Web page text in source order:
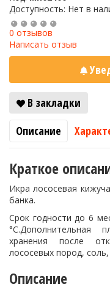
Доступность: Нет в
0 отзывов
Написать отзыв
В закладки
Описание
Краткое
Икра лососевая
банка.
Срок годности до 6
°C.Дополнительная
хранения после
лососевых пород,
Описание